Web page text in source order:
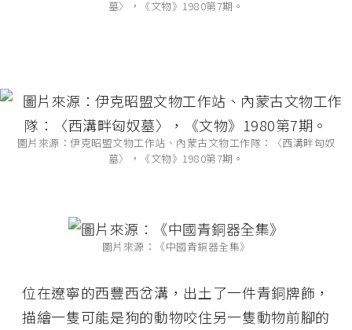
墓〉，《文物》1980第7期。
圖片來源：伊克昭盟文物工作站、內蒙古文物工作隊：〈西溝畔匈奴
墓〉，《文物》1980第7期。
圖片來源：《中國青銅器全集》
位在遼寧的西豐西岔溝，出土了一件青銅牌飾，
描繪一隻可能是狗的動物咬住另一隻動物前腳的